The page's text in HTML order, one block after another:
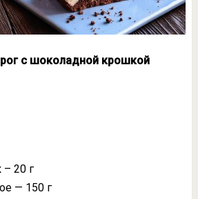
с шоколадной крошкой
– 20 г
— 150 г